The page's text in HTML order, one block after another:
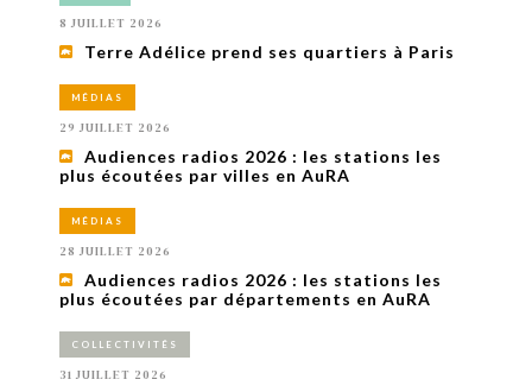
8 JUILLET 2026
Terre Adélice prend ses quartiers à Paris
MÉDIAS
29 JUILLET 2026
Audiences radios 2026 : les stations les
plus écoutées par villes en AuRA
MÉDIAS
28 JUILLET 2026
Audiences radios 2026 : les stations les
plus écoutées par départements en AuRA
COLLECTIVITÉS
31 JUILLET 2026